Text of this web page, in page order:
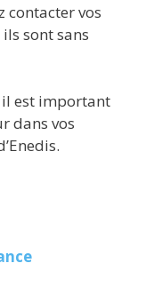
contacter vos
sont sans
il est important
dans vos